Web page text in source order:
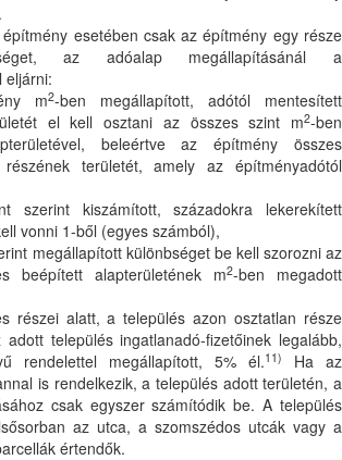
esetében csak az építmény egy része
az adóalap megállapításánál a
eljárni:
m2-ben megállapított, adótól mentesített
el kell osztani az összes szint m2-ben
beleértve az építmény összes
területét, amely az építményadótól
kiszámított, századokra lekerekített
vonni 1-ből (egyes számból),
megállapított különbséget be kell szorozni az
beépített alapterületének m2-ben megadott
részei alatt, a település azon osztatlan része
település ingatlanadó-fizetőinek legalább,
rendelettel megállapított, 5% él.11)
Ha az
is rendelkezik, a település adott területén, a
csak egyszer számítódik be. A település
az utca, a szomszédos utcák vagy a
értendők.